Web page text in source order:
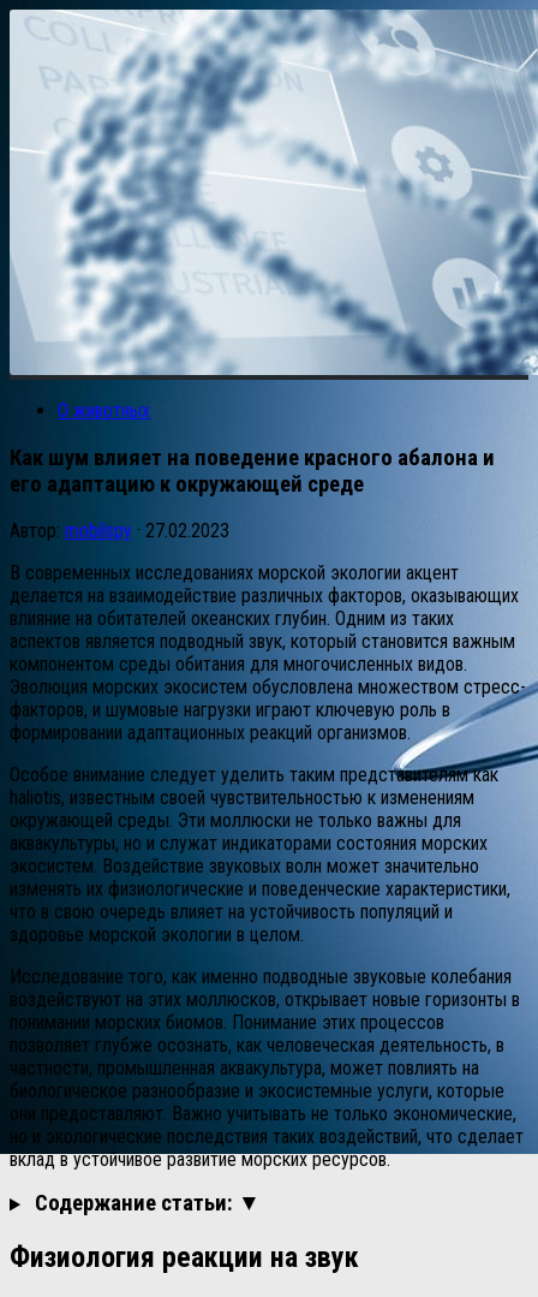
О животных
Как шум влияет на поведение красного абалона и
его адаптацию к окружающей среде
Автор: mobilspy · 27.02.2023
В современных исследованиях морской экологии акцент
делается на взаимодействие различных факторов, оказывающих
влияние на обитателей океанских глубин. Одним из таких
аспектов является подводный звук, который становится важным
компонентом среды обитания для многочисленных видов.
Эволюция морских экосистем обусловлена множеством стресс-
факторов, и шумовые нагрузки играют ключевую роль в
формировании адаптационных реакций организмов.
Особое внимание следует уделить таким представителям как
haliotis, известным своей чувствительностью к изменениям
окружающей среды. Эти моллюски не только важны для
аквакультуры, но и служат индикаторами состояния морских
экосистем. Воздействие звуковых волн может значительно
изменять их физиологические и поведенческие характеристики,
что в свою очередь влияет на устойчивость популяций и
здоровье морской экологии в целом.
Исследование того, как именно подводные звуковые колебания
воздействуют на этих моллюсков, открывает новые горизонты в
понимании морских биомов. Понимание этих процессов
позволяет глубже осознать, как человеческая деятельность, в
частности, промышленная аквакультура, может повлиять на
биологическое разнообразие и экосистемные услуги, которые
они предоставляют. Важно учитывать не только экономические,
но и экологические последствия таких воздействий, что сделает
вклад в устойчивое развитие морских ресурсов.
Содержание статьи: ▼
Физиология реакции на звук